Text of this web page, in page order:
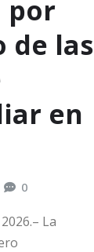
por
de las
en
0
La